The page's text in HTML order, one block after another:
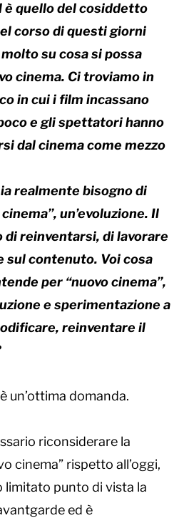
quello del cosiddetto
corso di questi giorni
su cosa si possa
cinema. Ci troviamo in
in cui i film incassano
e gli spettatori hanno
dal cinema come mezzo
realmente bisogno di
un’evoluzione. Il
di reinventarsi, di lavorare
sul contenuto. Voi cosa
per “nuovo cinema”,
e sperimentazione a
reinventare il
un’ottima domanda.
riconsiderare la
cinema” rispetto all’oggi,
limitato punto di vista la
ed è